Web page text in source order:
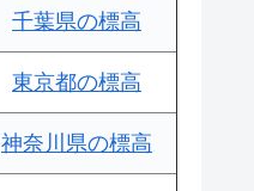
千葉県の標高
東京都の標高
神奈川県の標高